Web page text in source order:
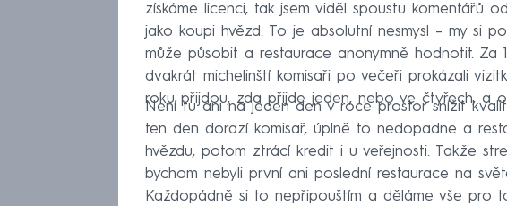
získáme licenci, tak jsem viděl spoustu komentářů
jako koupi hvězd. To je absolutní nesmysl – my si
může působit a restaurace anonymně hodnotit. Za
dvakrát michelinští komisaři po večeři prokázali
roku přijdou, zda přijde jeden, nebo ve čtyřech, a
Není tu ani na jeden den v roce prostor snížit
ten den dorazí komisař, úplně to nedopadne a
hvězdu, potom ztrácí kredit i u veřejnosti. Takže
bychom nebyli první ani poslední restaurace na
Každopádně si to nepřipouštím a děláme vše pro